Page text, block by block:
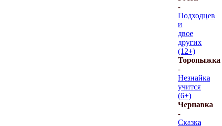
-
Подходцев
и
двое
других
(12+)
Торопыжка
-
Незнайка
учится
(6+)
Чернавка
-
Сказка